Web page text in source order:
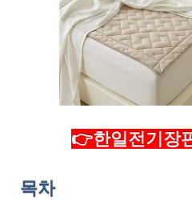
👉한일전기장
목차